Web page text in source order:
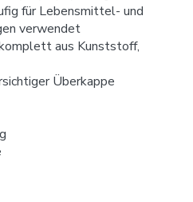
für Lebensmittel- und
verwendet
aus Kunststoff,
Überkappe